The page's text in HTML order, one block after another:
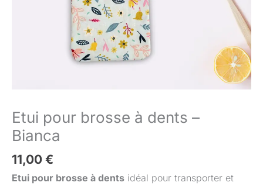
Etui pour brosse à dents –
Bianca
11,00 €
Etui pour brosse à dents idéal pour transporter et